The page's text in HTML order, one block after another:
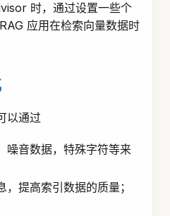
时，通过设置一些个
应用在检索向量数据时
以通过
噪音数据，特殊字符等来
提高索引数据的质量；